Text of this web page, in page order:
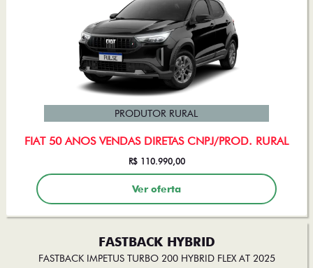
FIAT 50 ANOS VENDAS DIRETAS CNPJ/PROD. RURAL
PRODUTOR RURAL
R$ 110.990,00
Ver oferta
FASTBACK HYBRID
FASTBACK IMPETUS TURBO 200 HYBRID FLEX AT 2025